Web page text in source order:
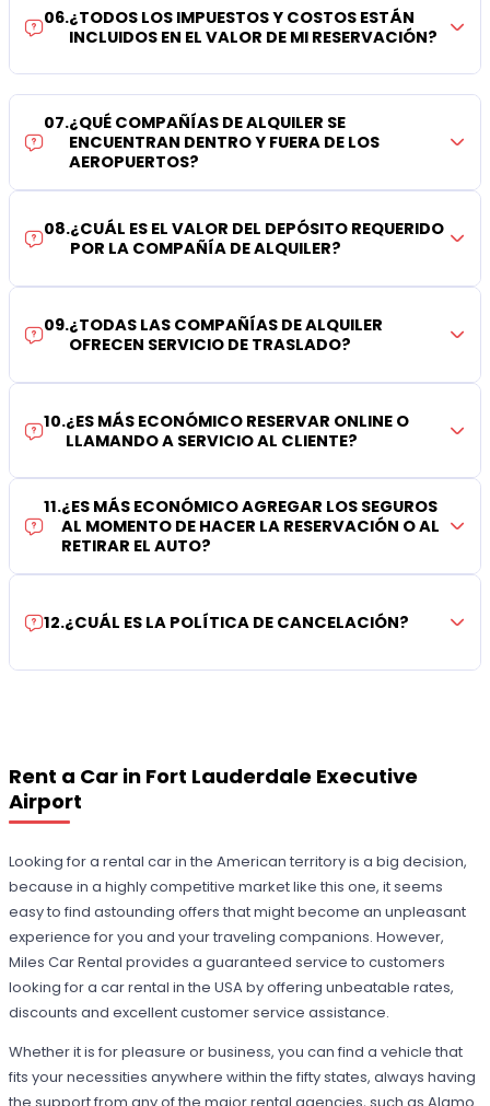
06.¿TODOS LOS IMPUESTOS Y COSTOS ESTÁN
INCLUIDOS EN EL VALOR DE MI RESERVACIÓN?
07.¿QUÉ COMPAÑÍAS DE ALQUILER SE
ENCUENTRAN DENTRO Y FUERA DE LOS
AEROPUERTOS?
08.¿CUÁL ES EL VALOR DEL DEPÓSITO REQUERIDO
POR LA COMPAÑÍA DE ALQUILER?
09.¿TODAS LAS COMPAÑÍAS DE ALQUILER
OFRECEN SERVICIO DE TRASLADO?
10.¿ES MÁS ECONÓMICO RESERVAR ONLINE O
LLAMANDO A SERVICIO AL CLIENTE?
11.¿ES MÁS ECONÓMICO AGREGAR LOS SEGUROS
AL MOMENTO DE HACER LA RESERVACIÓN O AL
RETIRAR EL AUTO?
12.¿CUÁL ES LA POLÍTICA DE CANCELACIÓN?
Rent a Car in Fort Lauderdale Executive
Airport
Looking for a rental car in the American territory is a big decision,
because in a highly competitive market like this one, it seems
easy to find astounding offers that might become an unpleasant
experience for you and your traveling companions. However,
Miles Car Rental provides a guaranteed service to customers
looking for a car rental in the USA by offering unbeatable rates,
discounts and excellent customer service assistance.
Whether it is for pleasure or business, you can find a vehicle that
fits your necessities anywhere within the fifty states, always having